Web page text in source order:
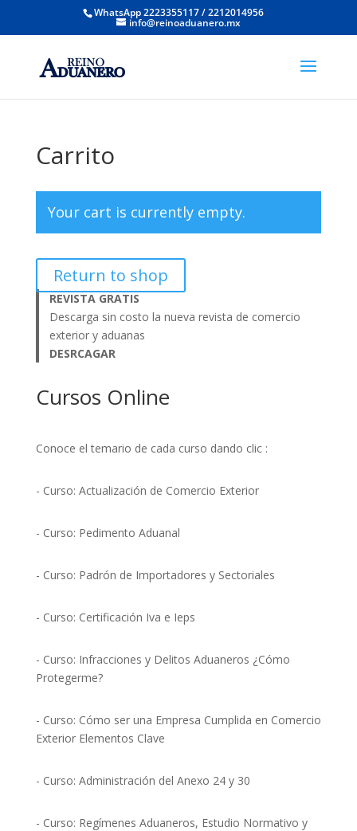
WhatsApp 2223355117 / 2212014956
info@reinoaduanero.mx
Carrito
Your cart is currently empty.
Return to shop
REVISTA GRATIS
Descarga sin costo la nueva revista de comercio
exterior y aduanas
DESRCAGAR
Cursos Online
Conoce el temario de cada curso dando clic :
- Curso: Actualización de Comercio Exterior
- Curso: Pedimento Aduanal
- Curso: Padrón de Importadores y Sectoriales
- Curso: Certificación Iva e Ieps
- Curso: Infracciones y Delitos Aduaneros ¿Cómo
Protegerme?
- Curso: Cómo ser una Empresa Cumplida en Comercio
Exterior Elementos Clave
- Curso: Administración del Anexo 24 y 30
- Curso: Regímenes Aduaneros, Estudio Normativo y